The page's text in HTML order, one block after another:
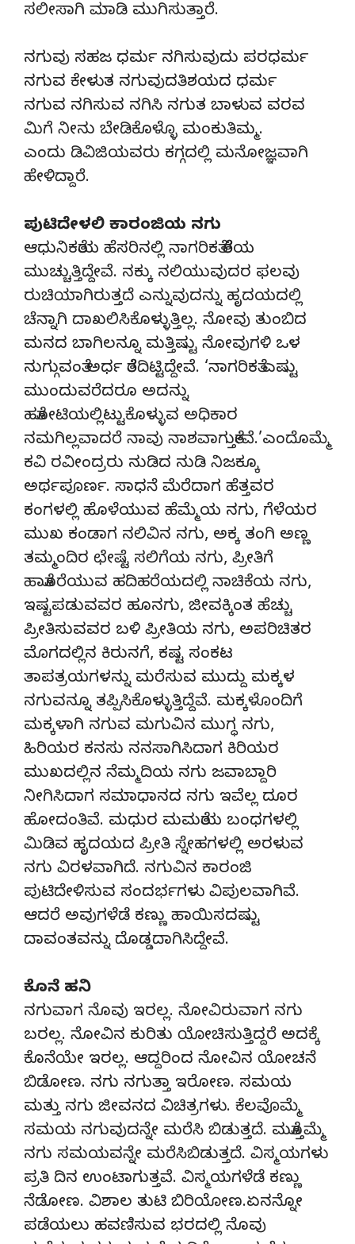
ಸಲೀಸಾಗಿ ಮಾಡಿ ಮುಗಿಸುತ್ತಾರೆ.
ನಗುವು ಸಹಜ ಧರ್ಮ ನಗಿಸುವುದು ಪರಧರ್ಮ
ನಗುವ ಕೇಳುತ ನಗುವುದತಿಶಯದ ಧರ್ಮ
ನಗುವ ನಗಿಸುವ ನಗಿಸಿ ನಗುತ ಬಾಳುವ ವರವ
ಮಿಗೆ ನೀನು ಬೇಡಿಕೊಳ್ಳೊ ಮಂಕುತಿಮ್ಮ.
ಎಂದು ಡಿವಿಜಿಯವರು ಕಗ್ಗದಲ್ಲಿ ಮನೋಜ್ಞವಾಗಿ
ಹೇಳಿದ್ದಾರೆ.
ಪುಟಿದೇಳಲಿ ಕಾರಂಜಿಯ ನಗು
ಆಧುನಿಕತೆಯ ಹೆಸರಿನಲ್ಲಿ ನಾಗರಿಕತೆ ತೆರೆಯ
ಮುಚ್ಚುತ್ತಿದ್ದೇವೆ. ನಕ್ಕು ನಲಿಯುವುದರ ಫಲವು
ರುಚಿಯಾಗಿರುತ್ತದೆ ಎನ್ನುವುದನ್ನು ಹೃದಯದಲ್ಲಿ
ಚೆನ್ನಾಗಿ ದಾಖಲಿಸಿಕೊಳ್ಳುತ್ತಿಲ್ಲ. ನೋವು ತುಂಬಿದ
ಮನದ ಬಾಗಿಲನ್ನೂ ಮತ್ತಿಷ್ಟು ನೋವುಗಳಿ ಒಳ
ನುಗ್ಗುವಂತೆ ಅರ್ಧ ತೆರೆದಿಟ್ಟಿದ್ದೇವೆ. ‘ನಾಗರಿಕತೆ ಎಷ್ಟು
ಮುಂದುವರೆದರೂ ಅದನ್ನು
ಹತೋಟಿಯಲ್ಲಿಟ್ಟುಕೊಳ್ಳುವ ಅಧಿಕಾರ
ನಮಗಿಲ್ಲವಾದರೆ ನಾವು ನಾಶವಾಗುತ್ತೇವೆ.’ಎಂದೊಮ್ಮೆ
ಕವಿ ರವೀಂದ್ರರು ನುಡಿದ ನುಡಿ ನಿಜಕ್ಕೂ
ಅರ್ಥಪೂರ್ಣ. ಸಾಧನೆ ಮೆರೆದಾಗ ಹೆತ್ತವರ
ಕಂಗಳಲ್ಲಿ ಹೊಳೆಯುವ ಹೆಮ್ಮೆಯ ನಗು, ಗೆಳೆಯರ
ಮುಖ ಕಂಡಾಗ ನಲಿವಿನ ನಗು, ಅಕ್ಕ ತಂಗಿ ಅಣ್ಣ
ತಮ್ಮಂದಿರ ಛೇಷ್ಟೆ ಸಲಿಗೆಯ ನಗು, ಪ್ರೀತಿಗೆ
ಹಾತೊರೆಯುವ ಹದಿಹರೆಯದಲ್ಲಿ ನಾಚಿಕೆಯ ನಗು,
ಇಷ್ಟಪಡುವವರ ಹೂನಗು, ಜೀವಕ್ಕಿಂತ ಹೆಚ್ಚು
ಪ್ರೀತಿಸುವವರ ಬಳಿ ಪ್ರೀತಿಯ ನಗು, ಅಪರಿಚಿತರ
ಮೊಗದಲ್ಲಿನ ಕಿರುನಗೆ, ಕಷ್ಟ ಸಂಕಟ
ತಾಪತ್ರಯಗಳನ್ನು ಮರೆಸುವ ಮುದ್ದು ಮಕ್ಕಳ
ನಗುವನ್ನೂ ತಪ್ಪಿಸಿಕೊಳ್ಳುತ್ತಿದ್ದೆವೆ. ಮಕ್ಕಳೊಂದಿಗೆ
ಮಕ್ಕಳಾಗಿ ನಗುವ ಮಗುವಿನ ಮುಗ್ಧ ನಗು,
ಹಿರಿಯರ ಕನಸು ನನಸಾಗಿಸಿದಾಗ ಕಿರಿಯರ
ಮುಖದಲ್ಲಿನ ನೆಮ್ಮದಿಯ ನಗು ಜವಾಬ್ದಾರಿ
ನೀಗಿಸಿದಾಗ ಸಮಾಧಾನದ ನಗು ಇವೆಲ್ಲ ದೂರ
ಹೋದಂತಿವೆ. ಮಧುರ ಮಮತೆಯ ಬಂಧಗಳಲ್ಲಿ
ಮಿಡಿವ ಹೃದಯದ ಪ್ರೀತಿ ಸ್ನೇಹಗಳಲ್ಲಿ ಅರಳುವ
ನಗು ವಿರಳವಾಗಿದೆ. ನಗುವಿನ ಕಾರಂಜಿ
ಪುಟಿದೇಳಿಸುವ ಸಂದರ್ಭಗಳು ವಿಪುಲವಾಗಿವೆ.
ಆದರೆ ಅವುಗಳೆಡೆ ಕಣ್ಣು ಹಾಯಿಸದಷ್ಟು
ದಾವಂತವನ್ನು ದೊಡ್ಡದಾಗಿಸಿದ್ದೇವೆ.
ಕೊನೆ ಹನಿ
ನಗುವಾಗ ನೊವು ಇರಲ್ಲ. ನೋವಿರುವಾಗ ನಗು
ಬರಲ್ಲ. ನೋವಿನ ಕುರಿತು ಯೋಚಿಸುತ್ತಿದ್ದರೆ ಅದಕ್ಕೆ
ಕೊನೆಯೇ ಇರಲ್ಲ. ಆದ್ದರಿಂದ ನೋವಿನ ಯೋಚನೆ
ಬಿಡೋಣ. ನಗು ನಗುತ್ತಾ ಇರೋಣ. ಸಮಯ
ಮತ್ತು ನಗು ಜೀವನದ ವಿಚಿತ್ರಗಳು. ಕೆಲವೊಮ್ಮೆ
ಸಮಯ ನಗುವುದನ್ನೇ ಮರೆಸಿ ಬಿಡುತ್ತದೆ. ಮತ್ತೊಮ್ಮೆ
ನಗು ಸಮಯವನ್ನೇ ಮರೆಸಿಬಿಡುತ್ತದೆ. ವಿಸ್ಮಯಗಳು
ಪ್ರತಿ ದಿನ ಉಂಟಾಗುತ್ತವೆ. ವಿಸ್ಮಯಗಳೆಡೆ ಕಣ್ಣು
ನೆಡೋಣ. ವಿಶಾಲ ತುಟಿ ಬಿರಿಯೋಣ.ಏನನ್ನೋ
ಪಡೆಯಲು ಹವಣಿಸುವ ಭರದಲ್ಲಿ ನೊವು